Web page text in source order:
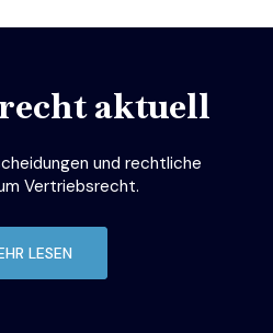
aktuell
und rechtliche
Vertriebsrecht.
LESEN